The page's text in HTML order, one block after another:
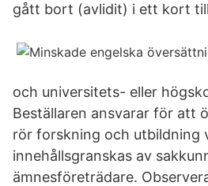
gått bort (avlidit) i ett kort
och universitets- eller
Beställaren ansvarar för att
rör forskning och utbildning
innehållsgranskas av
ämnesföreträdare.